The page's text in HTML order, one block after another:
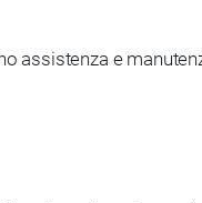
assistenza e